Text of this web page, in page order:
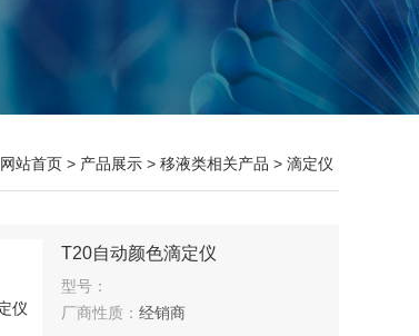
网站首页 > 产品展示 > 移液类相关产品 > 滴定仪
T20自动颜色滴定仪
型号：
厂商性质： 经销商